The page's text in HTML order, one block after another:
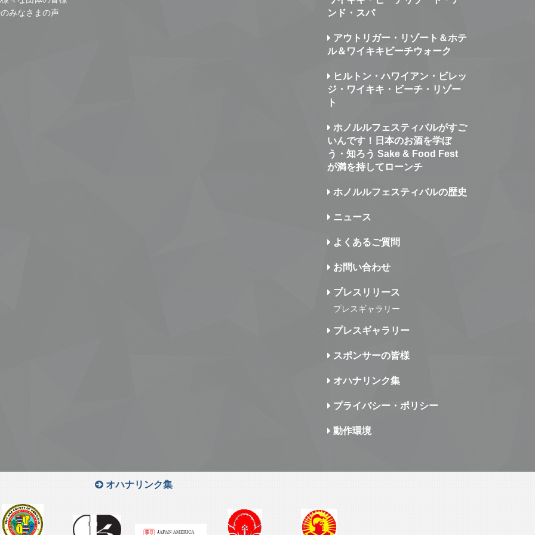
みなさまの声
ンド・スパ
アウトリガー・リゾート＆ホテ
ル＆ワイキキビーチウォーク
ヒルトン・ハワイアン・ビレッ
ジ・ワイキキ・ビーチ・リゾー
ト
ホノルルフェスティバルがすご
いんです！日本のお酒を学ぼ
う・知ろう Sake & Food Fest
が満を持してローンチ
ホノルルフェスティバルの歴史
ニュース
よくあるご質問
お問い合わせ
プレスリリース
プレスギャラリー
プレスギャラリー
スポンサーの皆様
オハナリンク集
プライバシー・ポリシー
動作環境
オハナリンク集